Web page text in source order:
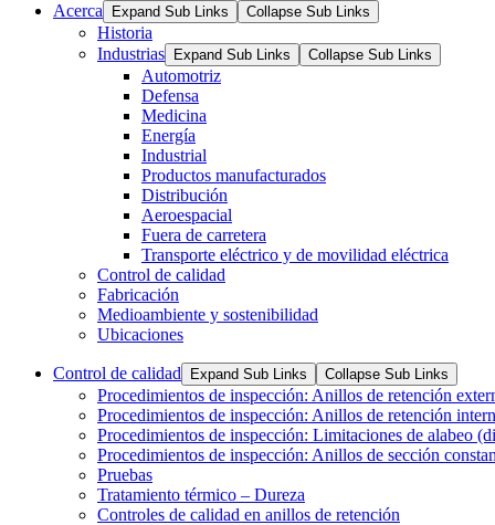
Acerca
Expand Sub Links Collapse Sub Links
Historia
Industrias
Expand Sub Links Collapse Sub Links
Automotriz
Defensa
Medicina
Energía
Industrial
Productos manufacturados
Distribución
Aeroespacial
Fuera de carretera
Transporte eléctrico y de movilidad eléctrica
Control de calidad
Fabricación
Medioambiente y sostenibilidad
Ubicaciones
Control de calidad Expand Sub Links Collapse Sub Links
Procedimientos de inspección: Anillos de retención
Procedimientos de inspección: Anillos de retención
Procedimientos de inspección: Limitaciones de alabeo
Procedimientos de inspección: Anillos de sección
Pruebas
Tratamiento térmico – Dureza
Controles de calidad en anillos de retención